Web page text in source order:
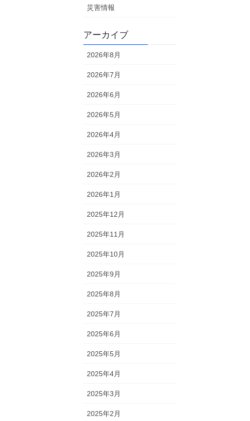
災害情報
アーカイブ
2026年8月
2026年7月
2026年6月
2026年5月
2026年4月
2026年3月
2026年2月
2026年1月
2025年12月
2025年11月
2025年10月
2025年9月
2025年8月
2025年7月
2025年6月
2025年5月
2025年4月
2025年3月
2025年2月